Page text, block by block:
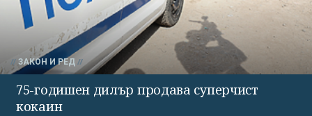
ЗАКОН И РЕД
75-годишен дилър продава суперчист
кокаин